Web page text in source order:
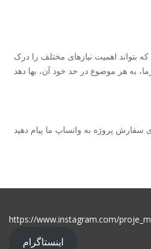
اهمیت نیازهای مختلف را درک
https://www.instagram.com/
اینستاگرام